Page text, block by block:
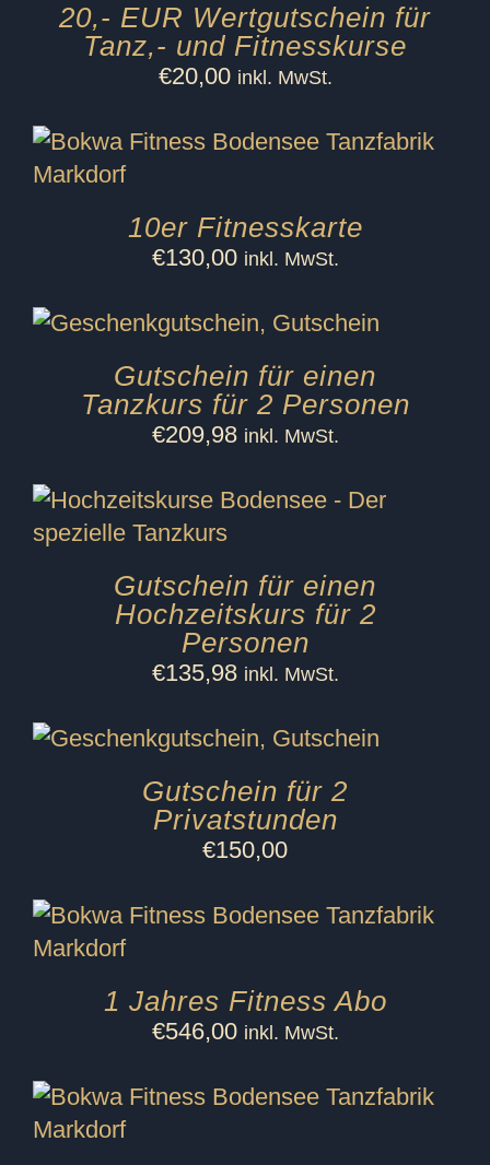
20,- EUR Wertgutschein für
Tanz,- und Fitnesskurse
€20,00 inkl. MwSt.
10er Fitnesskarte
€130,00 inkl. MwSt.
Gutschein für einen
Tanzkurs für 2 Personen
€209,98 inkl. MwSt.
Gutschein für einen
Hochzeitskurs für 2
Personen
€135,98 inkl. MwSt.
Gutschein für 2
Privatstunden
€150,00
1 Jahres Fitness Abo
€546,00 inkl. MwSt.